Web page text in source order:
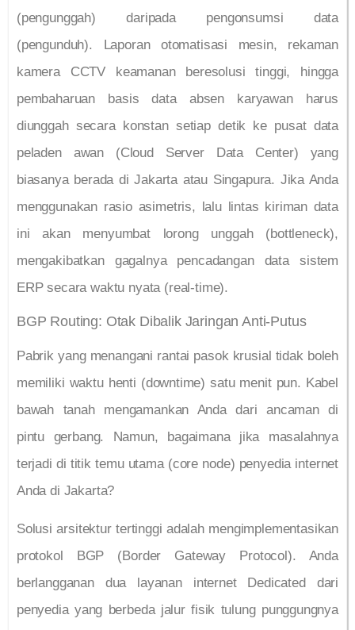
(pengunggah) daripada pengonsumsi data
(pengunduh). Laporan otomatisasi mesin, rekaman
kamera CCTV keamanan beresolusi tinggi, hingga
pembaharuan basis data absen karyawan harus
diunggah secara konstan setiap detik ke pusat data
peladen awan (Cloud Server Data Center) yang
biasanya berada di Jakarta atau Singapura. Jika Anda
menggunakan rasio asimetris, lalu lintas kiriman data
ini akan menyumbat lorong unggah (bottleneck),
mengakibatkan gagalnya pencadangan data sistem
ERP secara waktu nyata (real-time).
BGP Routing: Otak Dibalik Jaringan Anti-Putus
Pabrik yang menangani rantai pasok krusial tidak boleh
memiliki waktu henti (downtime) satu menit pun. Kabel
bawah tanah mengamankan Anda dari ancaman di
pintu gerbang. Namun, bagaimana jika masalahnya
terjadi di titik temu utama (core node) penyedia internet
Anda di Jakarta?
Solusi arsitektur tertinggi adalah mengimplementasikan
protokol BGP (Border Gateway Protocol). Anda
berlangganan dua layanan internet Dedicated dari
penyedia yang berbeda jalur fisik tulung punggungnya